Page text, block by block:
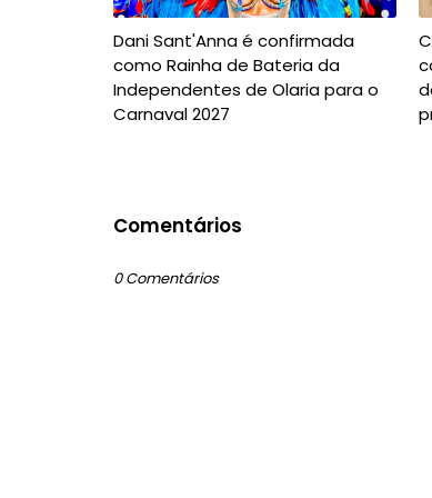
Dani Sant'Anna é confirmada
como Rainha de Bateria da
Independentes de Olaria para o
Carnaval 2027
Comentários
0 Comentários